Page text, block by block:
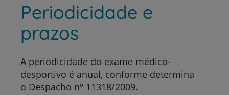
Periodicidade e
prazos
A periodicidade do exame médico-
desportivo é anual, conforme determina
o Despacho nº 11318/2009.